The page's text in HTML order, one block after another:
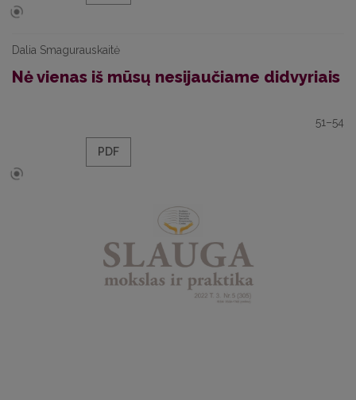
Dalia Smagurauskaitė
Nė vienas iš mūsų nesijaučiame didvyriais
51–54
PDF